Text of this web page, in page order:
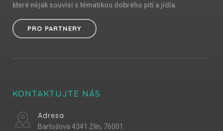
které nějak souvisí s tématikou dobrého pití a jídla.
PRO PARTNERY
KONTAKTUJTE NÁS
Adresa
Bartošova 4341 Zlín, 76001